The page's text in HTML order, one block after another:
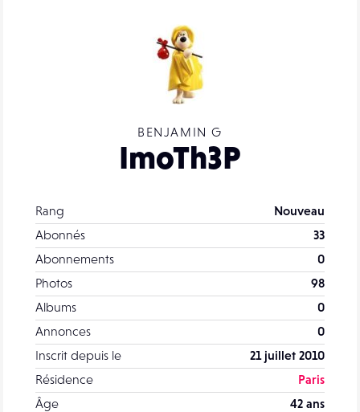
BENJAMIN G
ImoTh3P
Rang
Nouveau
Abonnés
33
Abonnements
0
Photos
98
Albums
0
Annonces
0
Inscrit depuis le
21 juillet 2010
Résidence
Paris
Âge
42 ans